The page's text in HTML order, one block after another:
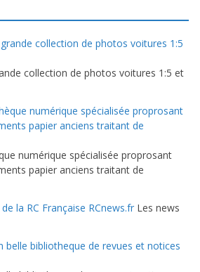
collection de photos voitures 1:5 et
numérique spécialisée proprosant
papier anciens traitant de
RCnews.fr Les news